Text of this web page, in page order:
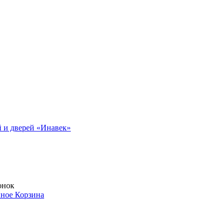
Корзина